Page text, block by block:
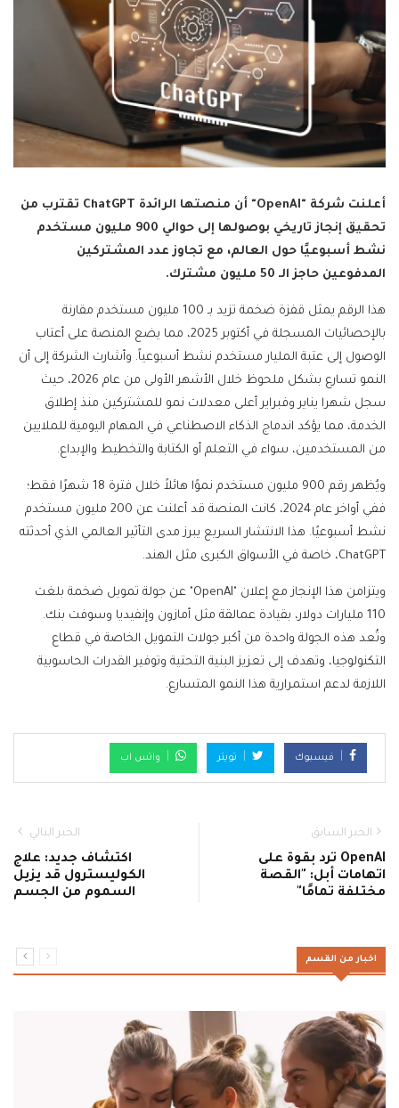
أعلنت شركة "OpenAI" أن منصتها الرائدة ChatGPT تقترب من
تحقيق إنجاز تاريخي بوصولها إلى حوالي 900 مليون مستخدم
نشط أسبوعيًا حول العالم، مع تجاوز عدد المشتركين
المدفوعين حاجز الـ 50 مليون مشترك.
هذا الرقم يمثل قفزة ضخمة تزيد بـ 100 مليون مستخدم مقارنة
بالإحصائيات المسجلة في أكتوبر 2025، مما يضع المنصة على أعتاب
الوصول إلى عتبة المليار مستخدم نشط أسبوعياً. وأشارت الشركة إلى أن
النمو تسارع بشكل ملحوظ خلال الأشهر الأولى من عام 2026، حيث
سجل شهرا يناير وفبراير أعلى معدلات نمو للمشتركين منذ إطلاق
الخدمة، مما يؤكد اندماج الذكاء الاصطناعي في المهام اليومية للملايين
من المستخدمين، سواء في التعلم أو الكتابة والتخطيط والإبداع.
ويُظهر رقم 900 مليون مستخدم نموًا هائلاً خلال فترة 18 شهرًا فقط؛
ففي أواخر عام 2024، كانت المنصة قد أعلنت عن 200 مليون مستخدم
نشط أسبوعيًا. هذا الانتشار السريع يبرز مدى التأثير العالمي الذي أحدثته
ChatGPT، خاصة في الأسواق الكبرى مثل الهند.
ويتزامن هذا الإنجاز مع إعلان "OpenAI" عن جولة تمويل ضخمة بلغت
110 مليارات دولار، بقيادة عمالقة مثل أمازون وإنفيديا وسوفت بنك.
وتُعد هذه الجولة واحدة من أكبر جولات التمويل الخاصة في قطاع
التكنولوجيا، وتهدف إلى تعزيز البنية التحتية وتوفير القدرات الحاسوبية
اللازمة لدعم استمرارية هذا النمو المتسارع.
فيسبوك تويتر واتس اب
الخبر السابق
OpenAI ترد بقوة على
اتهامات أبل: "القصة
مختلفة تمامًا"
الخبر التالي
اكتشاف جديد: علاج
الكوليسترول قد يزيل
السموم من الجسم
اخبار من القسم